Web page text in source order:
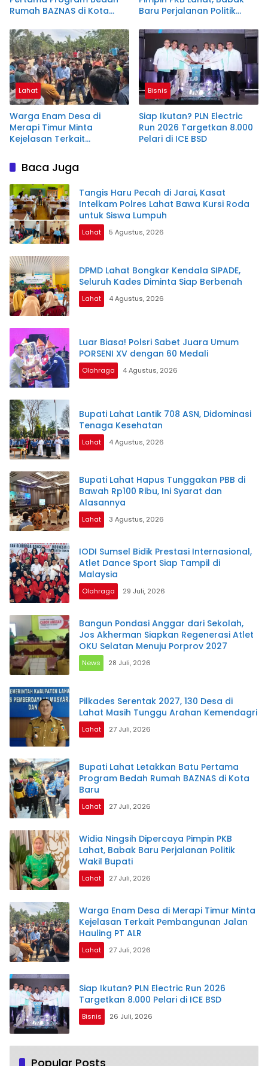
Rumah BAZNAS di Kota
Baru Perjalanan Politik
Lahat
Warga Enam Desa di
Merapi Timur Minta
Kejelasan Terkait
Hauling PT ALR
Bisnis
Siap Ikutan? PLN Electric
Run 2026 Targetkan 8.000
Pelari di ICE BSD
Baca Juga
Tangis Haru Pecah di Jarai, Kasat
Intelkam Polres Lahat Bawa Kursi Roda
untuk Siswa Lumpuh
Lahat 5 Agustus, 2026
DPMD Lahat Bongkar Kendala SIPADE,
Seluruh Kades Diminta Siap Berbenah
Lahat 4 Agustus, 2026
Luar Biasa! Polsri Sabet Juara Umum
PORSENI XV dengan 60 Medali
Olahraga 4 Agustus, 2026
Bupati Lahat Lantik 708 ASN, Didominasi
Tenaga Kesehatan
Lahat 4 Agustus, 2026
Bupati Lahat Hapus Tunggakan PBB di
Bawah Rp100 Ribu, Ini Syarat dan
Alasannya
Lahat 3 Agustus, 2026
IODI Sumsel Bidik Prestasi Internasional,
Atlet Dance Sport Siap Tampil di
Malaysia
Olahraga 29 Juli, 2026
Bangun Pondasi Anggar dari Sekolah,
Jos Akherman Siapkan Regenerasi Atlet
OKU Selatan Menuju Porprov 2027
News 28 Juli, 2026
Pilkades Serentak 2027, 130 Desa di
Lahat Masih Tunggu Arahan Kemendagri
Lahat 27 Juli, 2026
Bupati Lahat Letakkan Batu Pertama
Program Bedah Rumah BAZNAS di Kota
Baru
Lahat 27 Juli, 2026
Widia Ningsih Dipercaya Pimpin PKB
Lahat, Babak Baru Perjalanan Politik
Wakil Bupati
Lahat 27 Juli, 2026
Warga Enam Desa di Merapi Timur Minta
Kejelasan Terkait Pembangunan Jalan
Hauling PT ALR
Lahat 27 Juli, 2026
Siap Ikutan? PLN Electric Run 2026
Targetkan 8.000 Pelari di ICE BSD
Bisnis 26 Juli, 2026
Popular Posts